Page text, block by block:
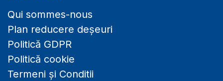
Qui sommes-nous
Plan reducere deșeuri
Politică GDPR
Politică cookie
Termeni și Conditii